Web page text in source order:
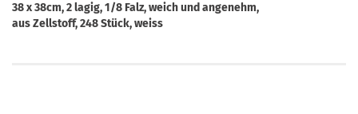
38 x 38cm, 2 lagig, 1/8 Falz, weich und angenehm,
aus Zellstoff, 248 Stück, weiss